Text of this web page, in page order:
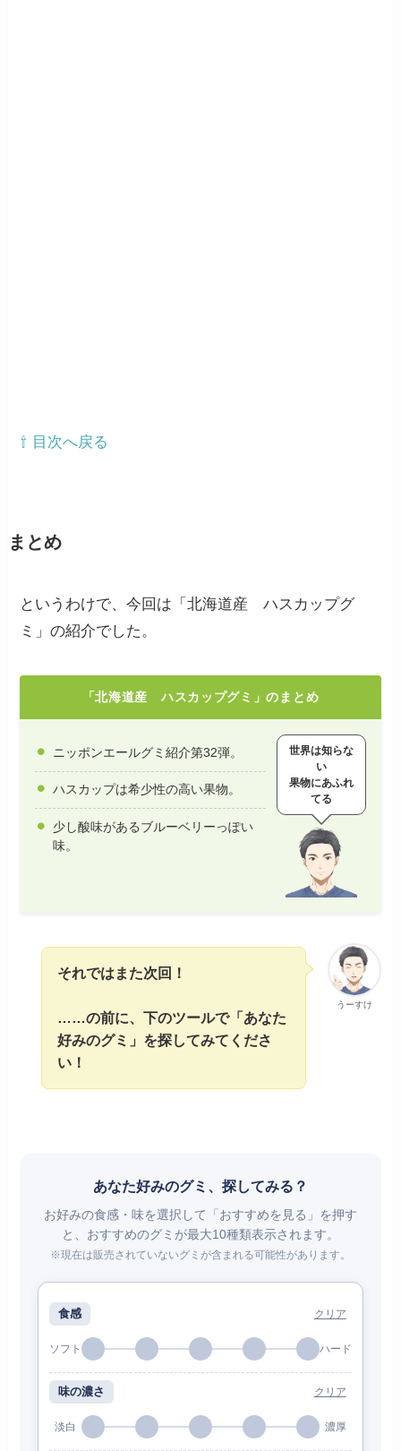
⇧ 目次へ戻る
まとめ
というわけで、今回は「北海道産 ハスカップグ
ミ」の紹介でした。
「北海道産 ハスカップグミ」のまとめ
ニッポンエールグミ紹介第32弾。
ハスカップは希少性の高い果物。
少し酸味があるブルーベリーっぽい
味。
世界は知らな
い
果物にあふれ
てる
うーすけ
それではまた次回！
……の前に、下のツールで「あなた
好みのグミ」を探してみてくださ
い！
あなた好みのグミ、探してみる？
お好みの食感・味を選択して「おすすめを見る」を押す
と、おすすめのグミが最大10種類表示されます。
※現在は販売されていないグミが含まれる可能性があります。
食感 クリア
ソフト ハード
味の濃さ クリア
淡白 濃厚